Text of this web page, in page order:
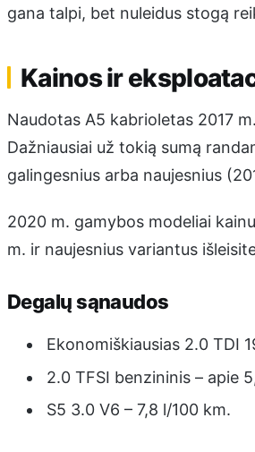
gana talpi, bet nuleidus stogą
Kainos ir
Naudotas A5 kabrioletas 2017
Dažniausiai už tokią sumą
galingesnius arba naujesnius
2020 m. gamybos modeliai
m. ir naujesnius variantus
Degalų sąnaudos
Ekonomiškiausias 2.0 TDI
2.0 TFSI benzininis – apie
S5 3.0 V6 – 7,8 l/100 km.